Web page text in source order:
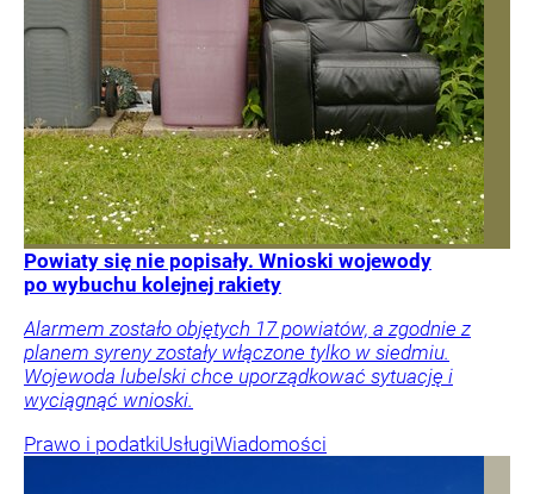
Powiaty się nie popisały. Wnioski wojewody
po wybuchu kolejnej rakiety
Alarmem zostało objętych 17 powiatów, a zgodnie z
planem syreny zostały włączone tylko w siedmiu.
Wojewoda lubelski chce uporządkować sytuację i
wyciągnąć wnioski.
Prawo i podatkiUsługiWiadomości